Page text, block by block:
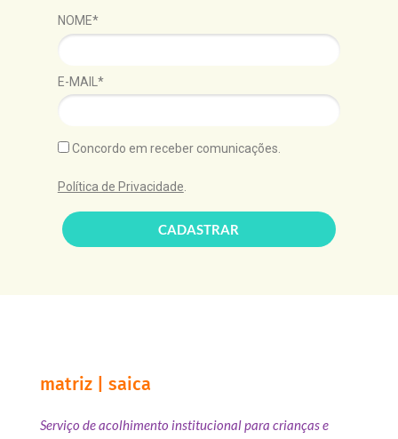
NOME*
E-MAIL*
Concordo em receber comunicações.
Política de Privacidade.
CADASTRAR
matriz | saica
Serviço de acolhimento institucional para crianças e